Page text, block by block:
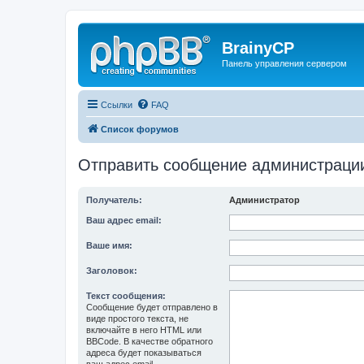
BrainyCP
Панель управления сервером
Ссылки FAQ
Список форумов
Отправить сообщение
Получатель: Администратор
Ваш адрес email:
Ваше имя:
Заголовок:
Текст сообщения:
Сообщение будет отправлено в
виде простого текста, не
включайте в него HTML или
BBCode. В качестве обратного
адреса будет показываться